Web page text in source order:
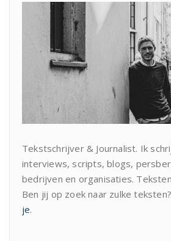
Tekstschrijver & Journalist. Ik
interviews, scripts, blogs,
bedrijven en organisaties.
Ben jij op zoek naar zulke
je.